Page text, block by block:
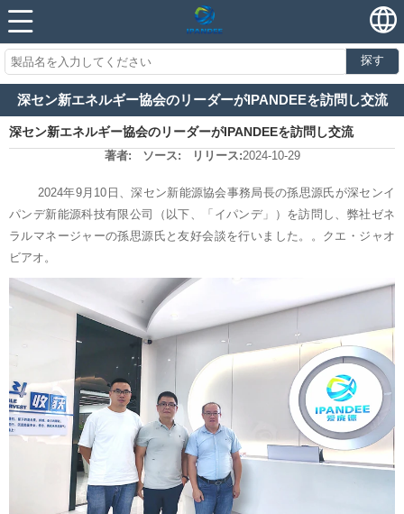
探す
深セン新エネルギー協会のリーダーがIPANDEEを訪問し交流
深セン新エネルギー協会のリーダーがIPANDEEを訪問し交流
著者: ソース: リリース:2024-10-29
2024年9月10日、深セン新能源協会事務局長の孫思源氏が深センイ
パンデ新能源科技有限公司（以下、「イパンデ」）を訪問し、弊社ゼネ
ラルマネージャーの孫思源氏と友好会談を行いました。。クエ・ジャオ
ビアオ。